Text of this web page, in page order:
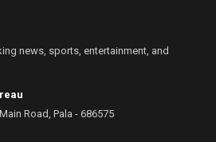
news, sports, entertainment, and
Road, Pala - 686575